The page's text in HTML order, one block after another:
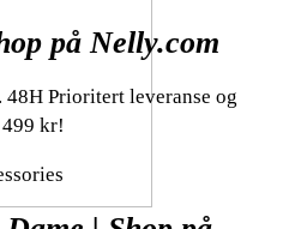
på Nelly.com
Prioritert leveranse og
kr!